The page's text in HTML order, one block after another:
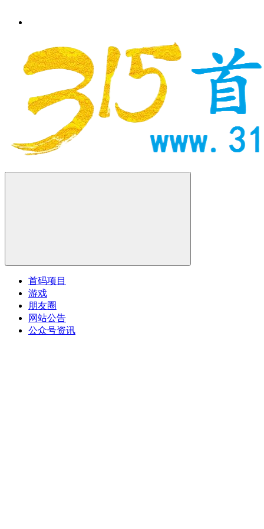
首码项目
游戏
朋友圈
网站公告
公众号资讯